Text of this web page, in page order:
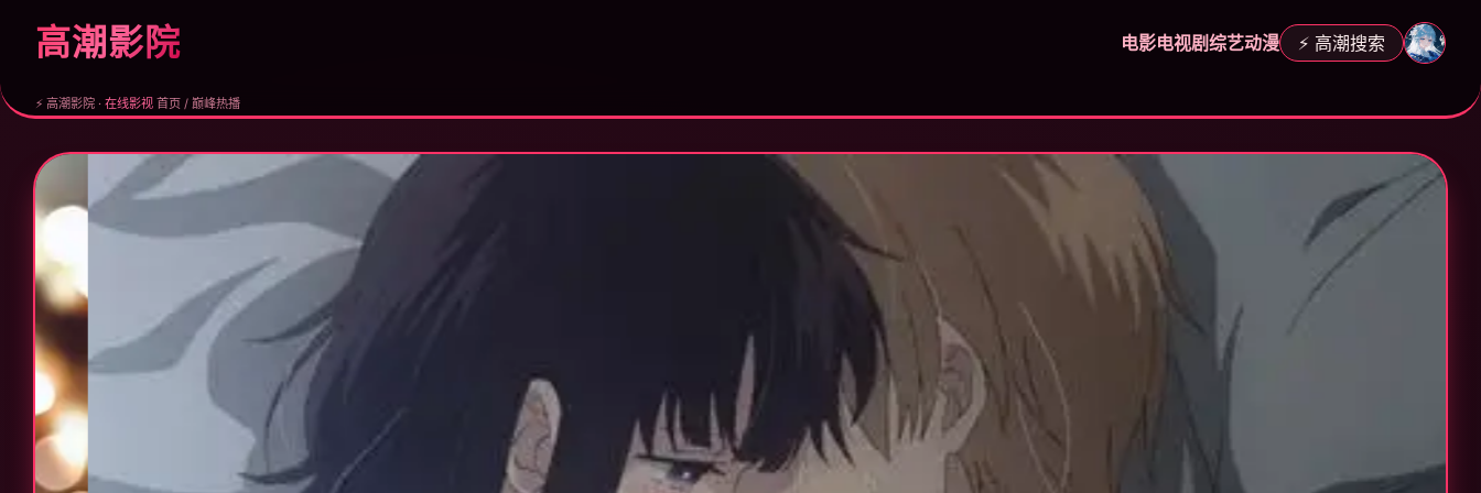
高潮影院 电影电视剧综艺动漫 ⚡ 高潮搜索
⚡ 高潮影院 · 在线影视 首页 / 巅峰热播